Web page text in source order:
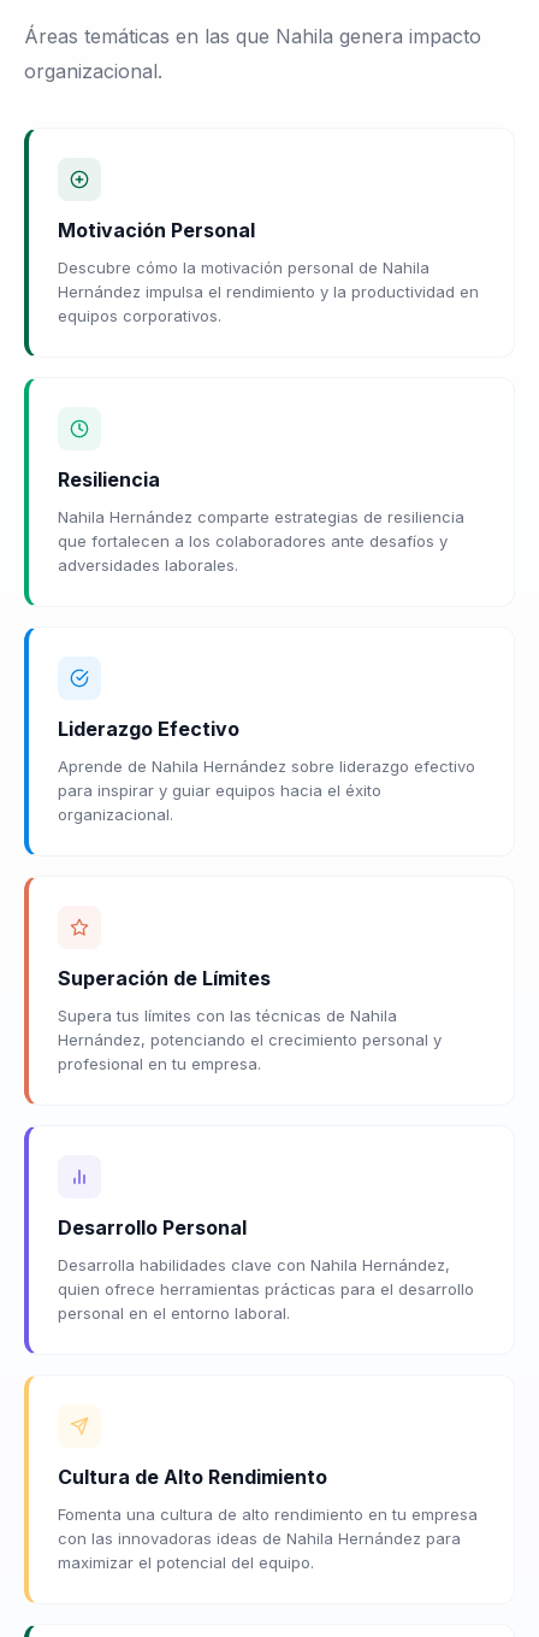
Áreas temáticas en las que Nahila genera impacto
organizacional.
Motivación Personal
Descubre cómo la motivación personal de Nahila
Hernández impulsa el rendimiento y la productividad en
equipos corporativos.
Resiliencia
Nahila Hernández comparte estrategias de resiliencia
que fortalecen a los colaboradores ante desafíos y
adversidades laborales.
Liderazgo Efectivo
Aprende de Nahila Hernández sobre liderazgo efectivo
para inspirar y guiar equipos hacia el éxito
organizacional.
Superación de Límites
Supera tus límites con las técnicas de Nahila
Hernández, potenciando el crecimiento personal y
profesional en tu empresa.
Desarrollo Personal
Desarrolla habilidades clave con Nahila Hernández,
quien ofrece herramientas prácticas para el desarrollo
personal en el entorno laboral.
Cultura de Alto Rendimiento
Fomenta una cultura de alto rendimiento en tu empresa
con las innovadoras ideas de Nahila Hernández para
maximizar el potencial del equipo.